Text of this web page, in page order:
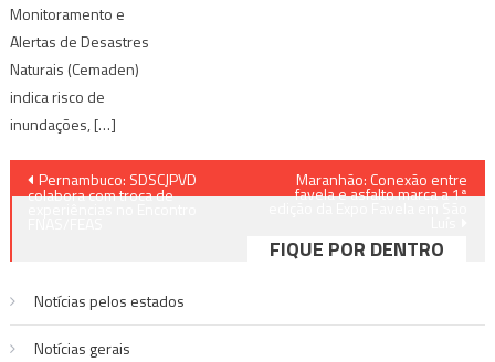
Monitoramento e
Alertas de Desastres
Naturais (Cemaden)
indica risco de
inundações, […]
Navegação
Post
Pernambuco: SDSCJPVD
colabora com troca de
Maranhão: Conexão entre
favela e asfalto marca a 1ª
FIQUE POR DENTRO
Notícias pelos estados
Notí­cias gerais